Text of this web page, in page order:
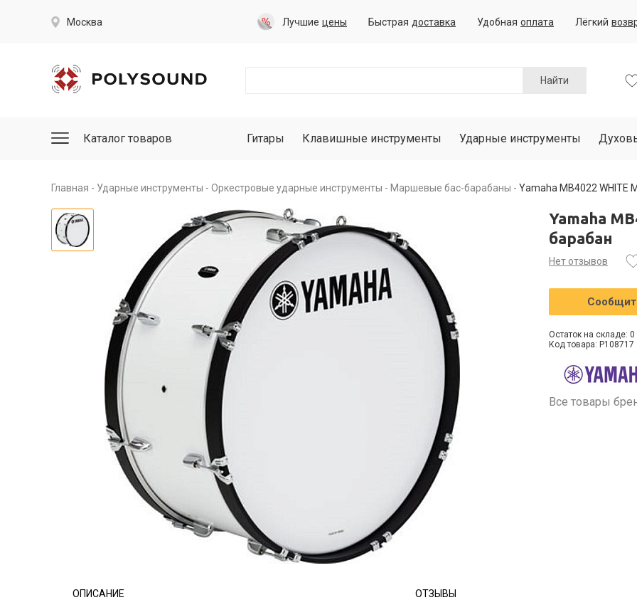
Москва Лучшие цены Быстрая доставка Удобная оплата Лёгкий
Найти
Каталог товаров Гитары Клавишные инструменты Ударные инструменты
Главная Ударные инструменты Оркестровые ударные инструменты Маршевые бас-барабаны Yamaha MB4022
ОПИСАНИЕ ОТЗЫВЫ
Yamaha
барабан
Нет отзывов
Остаток на складе: 0
Код товара: P108717
Все товары